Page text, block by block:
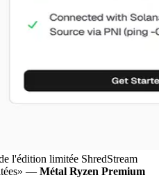
l'édition limitée ShredStream
— Métal Ryzen Premium